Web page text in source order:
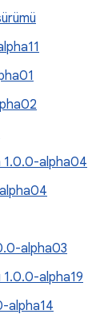
1.0.0-alpha04
alpha03
1.0.0-alpha19
alpha14